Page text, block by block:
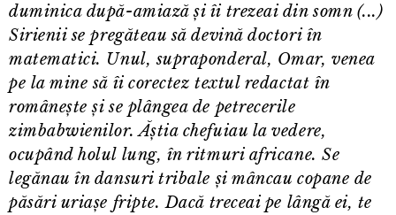
duminica după-amiază și îi trezeai din somn (...)
Sirienii se pregăteau să devină doctori în
matematici. Unul, supraponderal, Omar, venea
pe la mine să îi corectez textul redactat în
românește și se plângea de petrecerile
zimbabwienilor. Ăștia chefuiau la vedere,
ocupând holul lung, în ritmuri africane. Se
legănau în dansuri tribale și mâncau copane de
păsări uriașe fripte. Dacă treceai pe lângă ei, te